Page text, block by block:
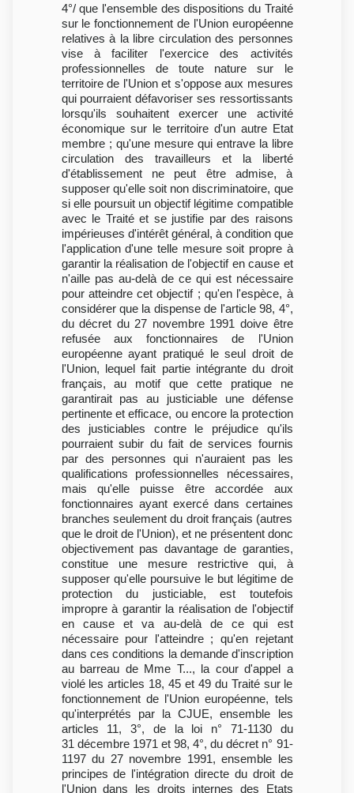
4°/ que l'ensemble des dispositions du Traité
sur le fonctionnement de l'Union européenne
relatives à la libre circulation des personnes
vise à faciliter l'exercice des activités
professionnelles de toute nature sur le
territoire de l'Union et s'oppose aux mesures
qui pourraient défavoriser ses ressortissants
lorsqu'ils souhaitent exercer une activité
économique sur le territoire d'un autre Etat
membre ; qu'une mesure qui entrave la libre
circulation des travailleurs et la liberté
d'établissement ne peut être admise, à
supposer qu'elle soit non discriminatoire, que
si elle poursuit un objectif légitime compatible
avec le Traité et se justifie par des raisons
impérieuses d'intérêt général, à condition que
l'application d'une telle mesure soit propre à
garantir la réalisation de l'objectif en cause et
n'aille pas au-delà de ce qui est nécessaire
pour atteindre cet objectif ; qu'en l'espèce, à
considérer que la dispense de l'article 98, 4°,
du décret du 27 novembre 1991 doive être
refusée aux fonctionnaires de l'Union
européenne ayant pratiqué le seul droit de
l'Union, lequel fait partie intégrante du droit
français, au motif que cette pratique ne
garantirait pas au justiciable une défense
pertinente et efficace, ou encore la protection
des justiciables contre le préjudice qu'ils
pourraient subir du fait de services fournis
par des personnes qui n'auraient pas les
qualifications professionnelles nécessaires,
mais qu'elle puisse être accordée aux
fonctionnaires ayant exercé dans certaines
branches seulement du droit français (autres
que le droit de l'Union), et ne présentent donc
objectivement pas davantage de garanties,
constitue une mesure restrictive qui, à
supposer qu'elle poursuive le but légitime de
protection du justiciable, est toutefois
impropre à garantir la réalisation de l'objectif
en cause et va au-delà de ce qui est
nécessaire pour l'atteindre ; qu'en rejetant
dans ces conditions la demande d'inscription
au barreau de Mme T..., la cour d'appel a
violé les articles 18, 45 et 49 du Traité sur le
fonctionnement de l'Union européenne, tels
qu'interprétés par la CJUE, ensemble les
articles 11, 3°, de la loi n° 71-1130 du
31 décembre 1971 et 98, 4°, du décret n° 91-
1197 du 27 novembre 1991, ensemble les
principes de l'intégration directe du droit de
l'Union dans les droits internes des Etats